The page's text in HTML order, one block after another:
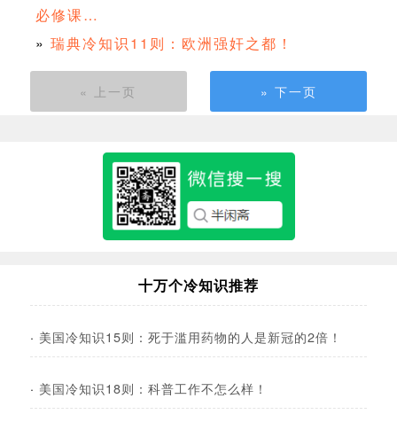
必修课…
» 瑞典冷知识11则：欧洲强奸之都！
« 上一页 » 下一页
十万个冷知识推荐
· 美国冷知识15则：死于滥用药物的人是新冠的2倍！
· 美国冷知识18则：科普工作不怎么样！